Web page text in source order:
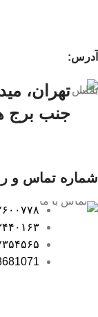
آدرس:
تهران،
جنب برج
شماره تماس و
۰۲۱-